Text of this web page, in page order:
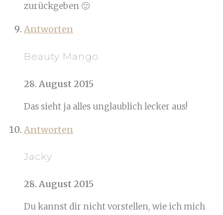
zurückgeben 🙂
Antworten
Beauty Mango
28. August 2015
Das sieht ja alles unglaublich lecker aus!
Antworten
Jacky
28. August 2015
Du kannst dir nicht vorstellen, wie ich mich